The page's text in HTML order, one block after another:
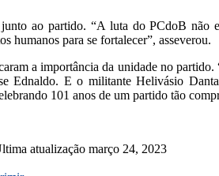
ao partido. “A luta do PCdoB não
humanos para se fortalecer”, asseverou.
a importância da unidade no
Ednaldo. E o militante Helivásio
101 anos de um partido tão
atualização março 24, 2023